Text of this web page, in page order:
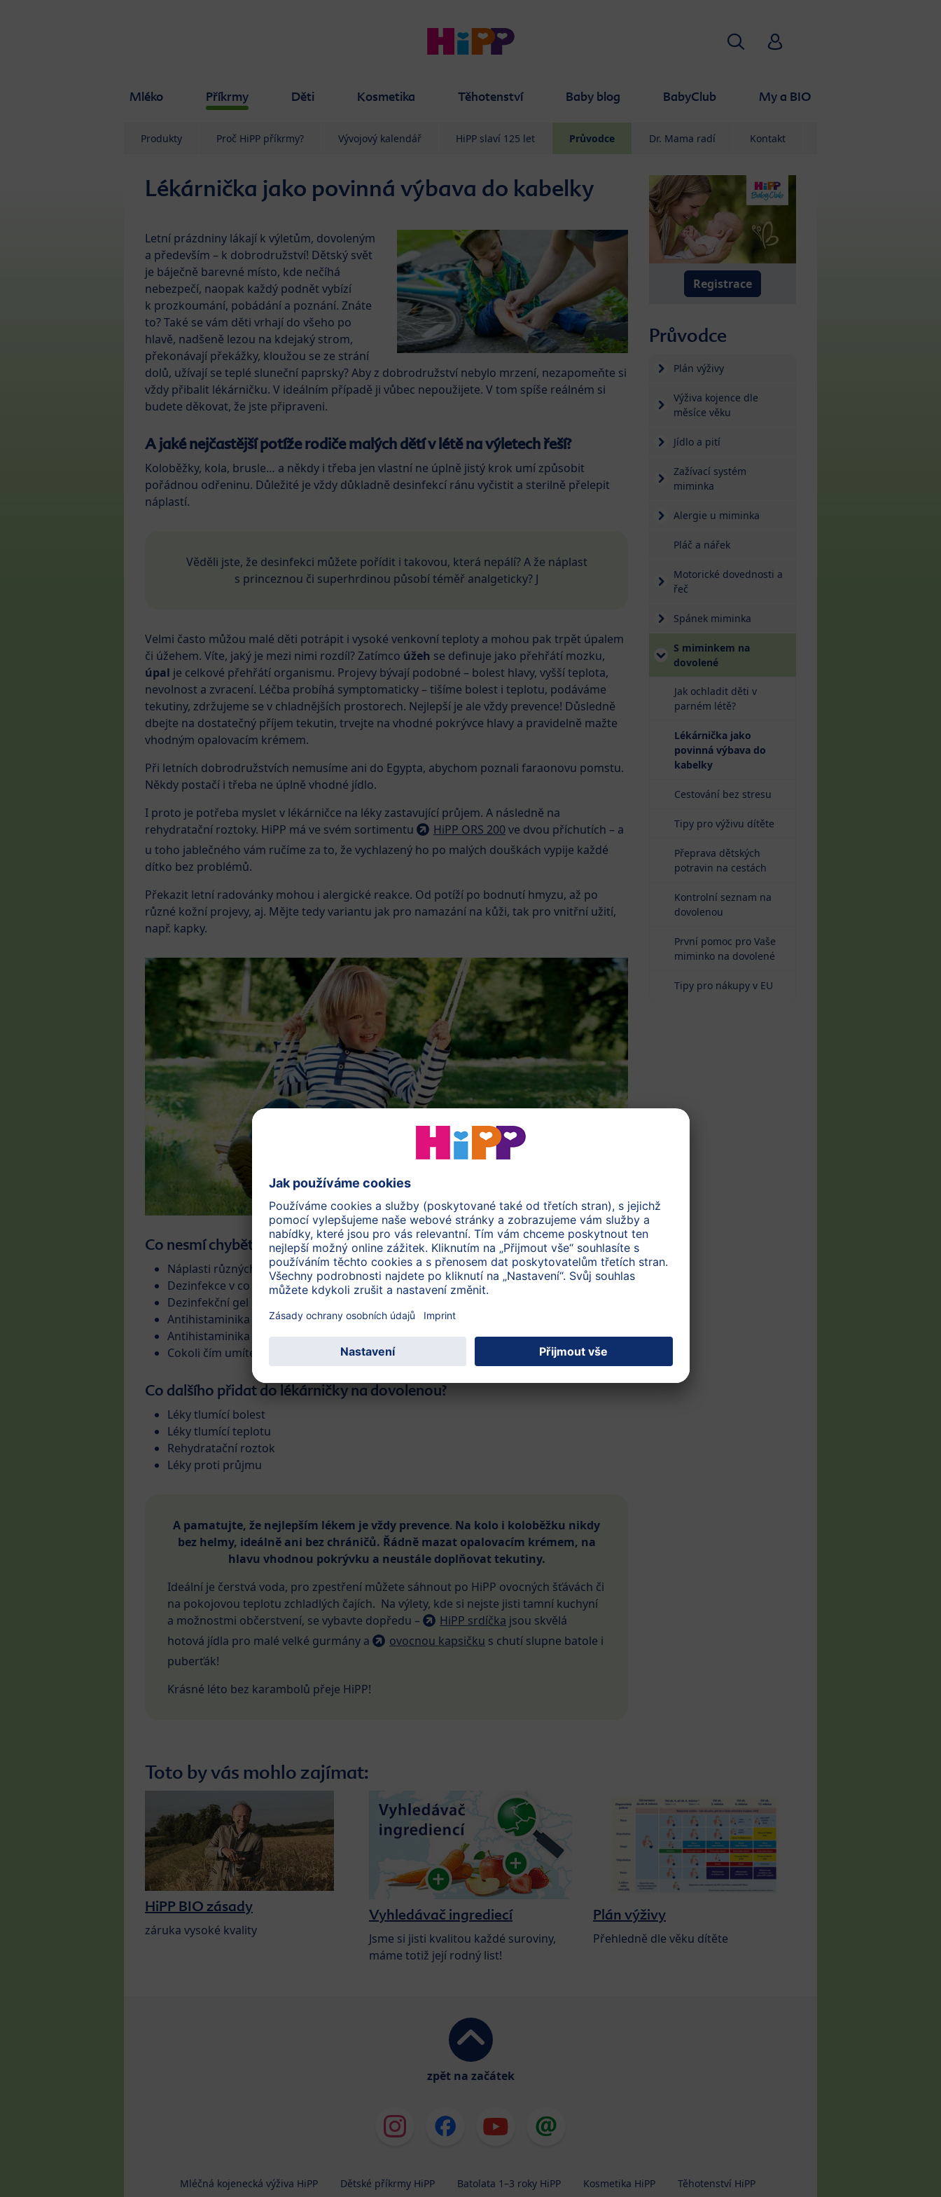
Mléko Příkrmy Děti Kosmetika Těhotenství Baby blog BabyClub My a BIO
VyhledáváníHiPP Babyclub
Produkty Proč HiPP příkrmy? Vývojový kalendář HiPP slaví 125 let Průvodce Dr. Mama radí Kontakt
Lékárnička jako povinná výbava do kabelky
Letní prázdniny lákají k výletům, dovoleným
a především – k dobrodružství! Dětský svět
je báječně barevné místo, kde nečíhá
nebezpečí, naopak každý podnět vybízí
k prozkoumání, pobádání a poznání. Znáte
to? Také se vám děti vrhají do všeho po
hlavě, nadšeně lezou na kdejaký strom,
překonávají překážky, kloužou se ze strání
dolů, užívají se teplé sluneční paprsky? Aby z dobrodružství nebylo mrzení, nezapomeňte si
vždy přibalit lékárničku. V ideálním případě ji vůbec nepoužijete. V tom spíše reálném si
budete děkovat, že jste připraveni.
A jaké nejčastější potíže rodiče malých dětí v létě na výletech řeší?
Koloběžky, kola, brusle… a někdy i třeba jen vlastní ne úplně jistý krok umí způsobit
pořádnou odřeninu. Důležité je vždy důkladně desinfekcí ránu vyčistit a sterilně přelepit
náplastí.
Věděli jste, že desinfekci můžete pořídit i takovou, která nepálí? A že náplast
s princeznou či superhrdinou působí téměř analgeticky? J
Velmi často můžou malé děti potrápit i vysoké venkovní teploty a mohou pak trpět úpalem
či úžehem. Víte, jaký je mezi nimi rozdíl? Zatímco úžeh se definuje jako přehřátí mozku,
úpal je celkové přehřátí organismu. Projevy bývají podobné – bolest hlavy, vyšší teplota,
nevolnost a zvracení. Léčba probíhá symptomaticky – tišíme bolest i teplotu, podáváme
tekutiny, zdržujeme se v chladnějších prostorech. Nejlepší je ale vždy prevence! Důsledně
dbejte na dostatečný příjem tekutin, trvejte na vhodné pokrývce hlavy a pravidelně mažte
vhodným opalovacím krémem.
Při letních dobrodružstvích nemusíme ani do Egypta, abychom poznali faraonovu pomstu.
Někdy postačí i třeba ne úplně vhodné jídlo.
I proto je potřeba myslet v lékárničce na léky zastavující průjem. A následně na
rehydratační roztoky. HiPP má ve svém sortimentu
HiPP ORS 200ve dvou příchutích – a
u toho jablečného vám ručíme za to, že vychlazený ho po malých douškách vypije každé
dítko bez problémů.
Překazit letní radovánky mohou i alergické reakce. Od potíží po bodnutí hmyzu, až po
různé kožní projevy, aj. Mějte tedy variantu jak pro namazání na kůži, tak pro vnitřní užití,
např. kapky.
Co nesmí chybět v kabelce či batohu na výlet?
Náplasti různých velikostí a zajímavých motivů
Dezinfekce v co nejmenším balení a nepálivé variantě
Dezinfekční gel na ruce
Antihistaminika pro vnitřní užití v kapkách
Antihistaminika lokální na štípance
Cokoli čím umíte vyndat klíště
Co dalšího přidat do lékárničky na dovolenou?
Léky tlumící bolest
Léky tlumící teplotu
Rehydratační roztok
Léky proti průjmu
A pamatujte, že nejlepším lékem je vždy prevence. Na kolo i koloběžku nikdy
bez helmy, ideálně ani bez chráničů. Řádně mazat opalovacím krémem, na
hlavu vhodnou pokrývku a neustále doplňovat tekutiny.
Ideální je čerstvá voda, pro zpestření můžete sáhnout po HiPP ovocných šťávách či
na pokojovou teplotu zchladlých čajích. Na výlety, kde si nejste jisti tamní kuchyní
a možnostmi občerstvení, se vybavte dopředu –
HiPP srdíčka jsou skvělá
hotová jídla pro malé velké gurmány a
ovocnou kapsičku s chutí slupne batole i
puberťák!
Krásné léto bez karambolů přeje HiPP!
Registrace
Průvodce
Plán výživy
Výživa kojence dle
měsíce věku
Jídlo a pití
Zažívací systém
miminka
Alergie u miminka
Pláč a nářek
Motorické dovednosti a
řeč
Spánek miminka
S miminkem na
dovolené
Jak ochladit děti v
parném létě?
Lékárnička jako
povinná výbava do
kabelky(current)
Cestování bez stresu
Tipy pro výživu dítěte
Přeprava dětských
potravin na cestách
Kontrolní seznam na
dovolenou
První pomoc pro Vaše
miminko na dovolené
Tipy pro nákupy v EU
Toto by vás mohlo zajímat:
HiPP BIO zásady
záruka vysoké kvality
Vyhledávač ingrediecí
Jsme si jisti kvalitou každé suroviny,
máme totiž její rodný list!
Plán výživy
Přehledně dle věku dítěte
zpět na začátek
Mléčná kojenecká výživa HiPP Dětské příkrmy HiPP Batolata 1–3 roky HiPP Kosmetika HiPP Těhotenství HiPP